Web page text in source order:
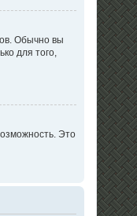
Обычно вы
для того,
Это